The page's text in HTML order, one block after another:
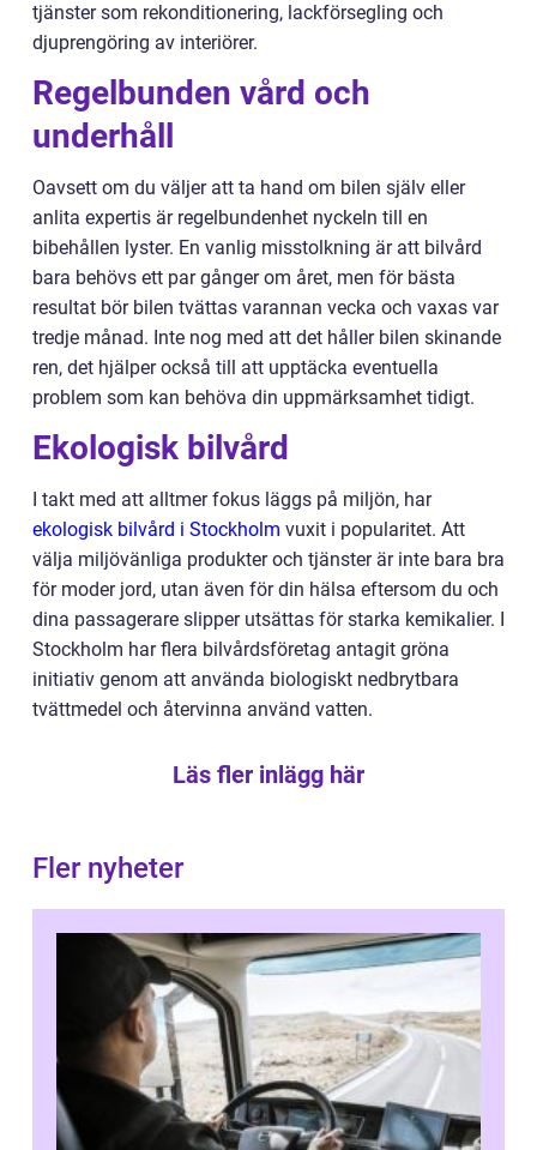
tjänster som rekonditionering, lackförsegling och
djuprengöring av interiörer.
Regelbunden vård och
underhåll
Oavsett om du väljer att ta hand om bilen själv eller
anlita expertis är regelbundenhet nyckeln till en
bibehållen lyster. En vanlig misstolkning är att bilvård
bara behövs ett par gånger om året, men för bästa
resultat bör bilen tvättas varannan vecka och vaxas var
tredje månad. Inte nog med att det håller bilen skinande
ren, det hjälper också till att upptäcka eventuella
problem som kan behöva din uppmärksamhet tidigt.
Ekologisk bilvård
I takt med att alltmer fokus läggs på miljön, har
ekologisk bilvård i Stockholm vuxit i popularitet. Att
välja miljövänliga produkter och tjänster är inte bara bra
för moder jord, utan även för din hälsa eftersom du och
dina passagerare slipper utsättas för starka kemikalier. I
Stockholm har flera bilvårdsföretag antagit gröna
initiativ genom att använda biologiskt nedbrytbara
tvättmedel och återvinna använd vatten.
Läs fler inlägg här
Fler nyheter